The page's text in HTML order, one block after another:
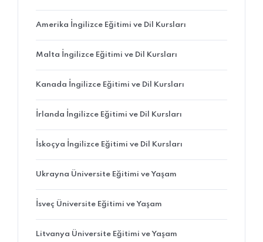
Amerika İngilizce Eğitimi ve Dil Kursları
Malta İngilizce Eğitimi ve Dil Kursları
Kanada İngilizce Eğitimi ve Dil Kursları
İrlanda İngilizce Eğitimi ve Dil Kursları
İskoçya İngilizce Eğitimi ve Dil Kursları
Ukrayna Üniversite Eğitimi ve Yaşam
İsveç Üniversite Eğitimi ve Yaşam
Litvanya Üniversite Eğitimi ve Yaşam